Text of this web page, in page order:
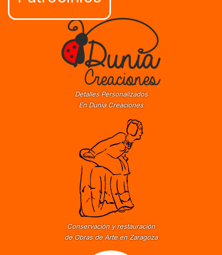
Detalles Personalizados
En Dunia Creaciones
Conservación y restauración
de Obras de Arte en Zaragoza